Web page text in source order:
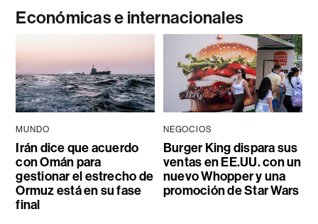
Económicas e internacionales
MUNDO
Irán dice que acuerdo
con Omán para
gestionar el estrecho de
Ormuz está en su fase
final
NEGOCIOS
Burger King dispara sus
ventas en EE.UU. con un
nuevo Whopper y una
promoción de Star Wars